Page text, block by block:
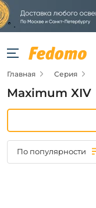
Фильтры
Цена
от
Главная Серия
Maximum XIV
По популярности